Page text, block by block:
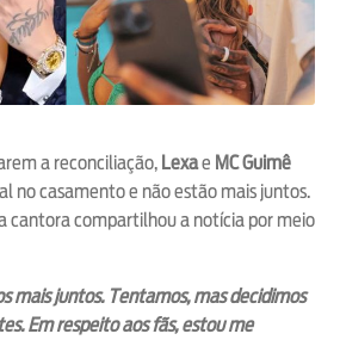
a reconciliação, Lexae MC Guimê
no casamento e não estão mais juntos.
cantora compartilhou a notícia por meio
mais juntos. Tentamos, mas decidimos
Em respeito aos fãs, estou me